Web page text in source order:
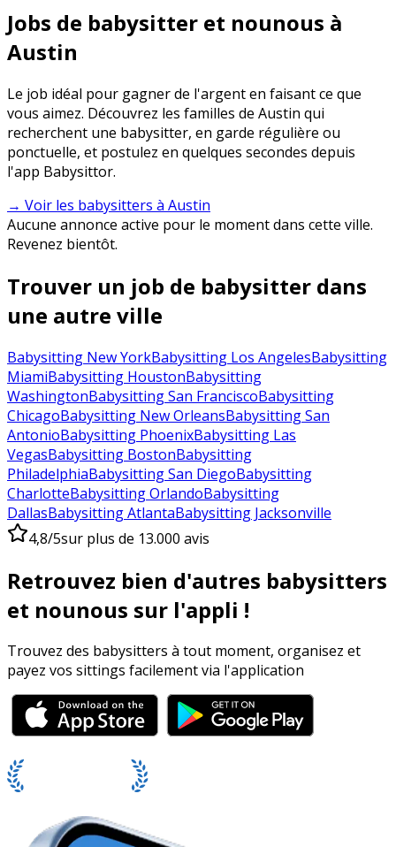
Jobs de babysitter et nounous à
Austin
Le job idéal pour gagner de l'argent en faisant ce que
vous aimez. Découvrez les familles de Austin qui
recherchent une babysitter, en garde régulière ou
ponctuelle, et postulez en quelques secondes depuis
l'app Babysittor.
→ Voir les babysitters à Austin
Aucune annonce active pour le moment dans cette ville.
Revenez bientôt.
Trouver un job de babysitter dans
une autre ville
Babysitting New YorkBabysitting Los AngelesBabysitting
MiamiBabysitting HoustonBabysitting
WashingtonBabysitting San FranciscoBabysitting
ChicagoBabysitting New OrleansBabysitting San
AntonioBabysitting PhoenixBabysitting Las
VegasBabysitting BostonBabysitting
PhiladelphiaBabysitting San DiegoBabysitting
CharlotteBabysitting OrlandoBabysitting
DallasBabysitting AtlantaBabysitting Jacksonville
4,8/5sur plus de 13.000 avis
Retrouvez bien d'autres babysitters
et nounous sur l'appli !
Trouvez des babysitters à tout moment, organisez et
payez vos sittings facilement via l'application